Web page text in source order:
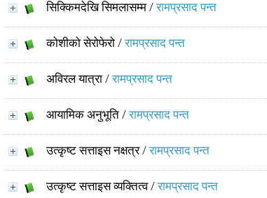
सिक्किमदेखि सिमलासम्म/रामप्रसाद पन्त
कोशीको सेरोफेरो/रामप्रसाद पन्त
अविरल यात्रा/रामप्रसाद पन्त
आयामिक अनुभूति/रामप्रसाद पन्त
उत्कृष्ट सत्ताइस नक्षत्र/रामप्रसाद पन्त
उत्कृष्ट सत्ताइस व्यक्तित्व/रामप्रसाद पन्त